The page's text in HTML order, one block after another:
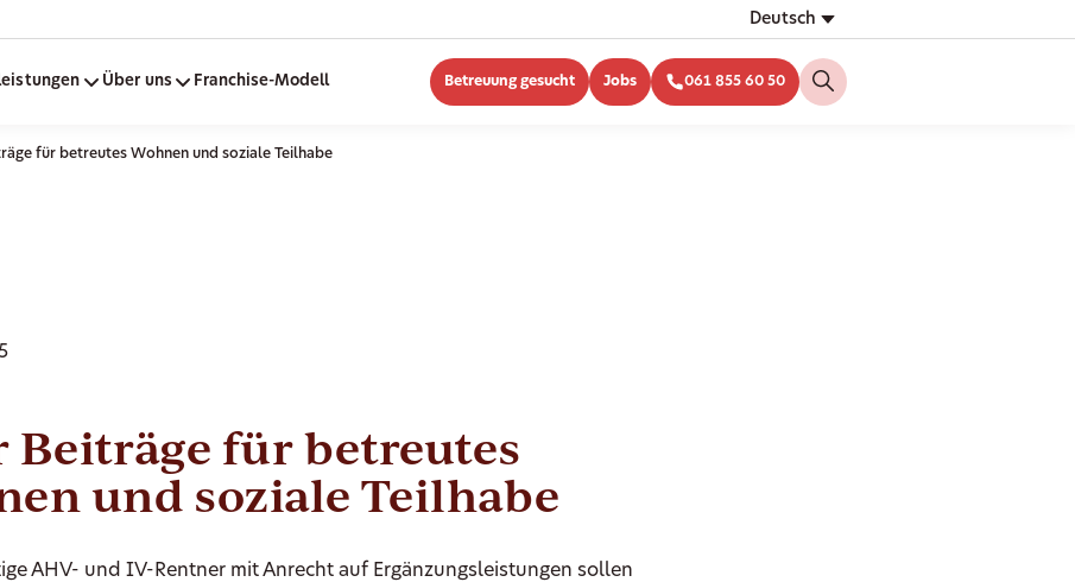
Deutsch
Über uns Franchise-Modell Betreuung gesucht Jobs 061 855 60 50
für betreutes Wohnen und soziale Teilhabe
Beiträge für betreutes
und soziale Teilhabe
AHV- und IV-Rentner mit Anrecht auf Ergänzungsleistungen sollen